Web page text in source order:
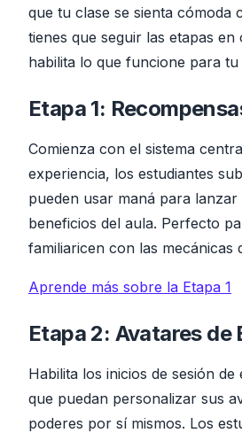
que tu clase se sienta cómoda
tienes que seguir las etapas
habilita lo que funcione para tu
Etapa 1:
Comienza con el sistema
experiencia, los estudiantes
pueden usar maná para
beneficios del aula. Perfecto
familiaricen con las mecánicas
Aprende más sobre la Etapa 1
Etapa 2: Avatares de
Habilita los inicios de sesión de
que puedan personalizar sus
poderes por sí mismos. Los